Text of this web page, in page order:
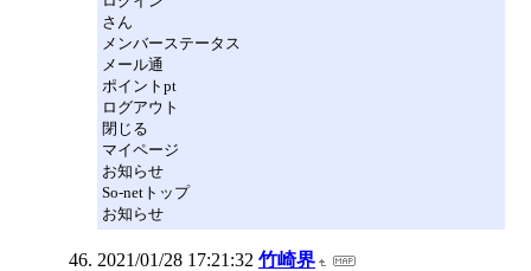
さん
メンバーステータス
メール通
ポイントpt
ログアウト
閉じる
マイページ
お知らせ
So-netトップ
お知らせ
2021/01/28 17:21:32 竹崎界